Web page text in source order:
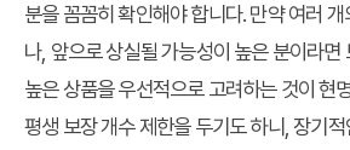
분을 꼼꼼히 확인해야 합니다. 만약 여러
나, 앞으로 상실될 가능성이 높은 분이라면
높은 상품을 우선적으로 고려하는 것이 현
평생 보장 개수 제한을 두기도 하니, 장기